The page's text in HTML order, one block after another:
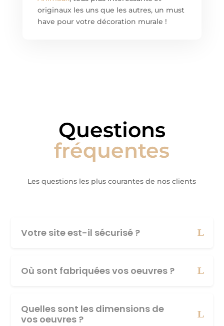
originaux les uns que les autres, un must
have pour votre décoration murale !
Questions
fréquentes
Les questions les plus courantes de nos clients
Votre site est-il sécurisé ?
Où sont fabriquées vos oeuvres ?
Quelles sont les dimensions de
vos oeuvres ?